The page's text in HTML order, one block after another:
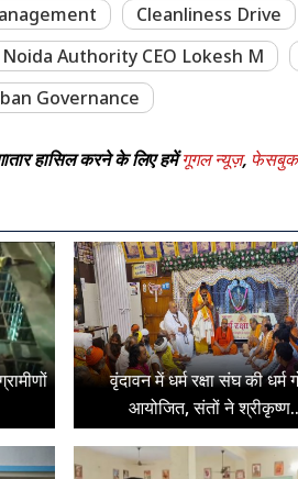
Cleanliness Drive
Noida Authority CEO Lokesh M
Governance
हासिल करने के लिए हमेंगूगल न्यूज़, फेसबुक
वृंदावन में धर्म रक्षा संघ की धर्म
आयोजित, संतों ने